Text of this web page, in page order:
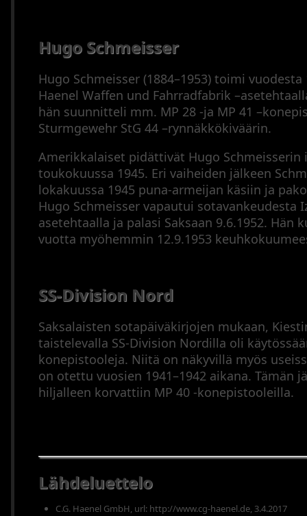
Hugo Schmeisser
Hugo Schmeisser (1884–1953) toimi vuodesta
Haenel Waffen und Fahrradfabrik
hän suunnitteli mm. MP 28 -ja MP 41
Sturmgewehr StG 44 –rynnäkkökiväärin.
Amerikkalaiset pidättivät Hugo Schmeisserin
toukokuussa 1945. Eri vaiheiden jälkeen
lokakuussa 1945 puna-armeijan käsiin ja
Hugo Schmeisser vapautui sotavankeudesta
asetehtaalla ja palasi Saksaan 9.6.1952. Hän
vuotta myöhemmin 12.9.1953
SS-Division Nord
Saksalaisten sotapäiväkirjojen mukaan,
taistelevalla SS-Division Nordilla oli
konepistooleja. Niitä on näkyvillä myös
on otettu vuosien 1941–1942 aikana. Tämän
hiljalleen korvattiin MP 40 -konepistooleilla.
Lähdeluettelo
C.G. Haenel GmbH, url: http://www.cg-haenel.de, 3.4.2017